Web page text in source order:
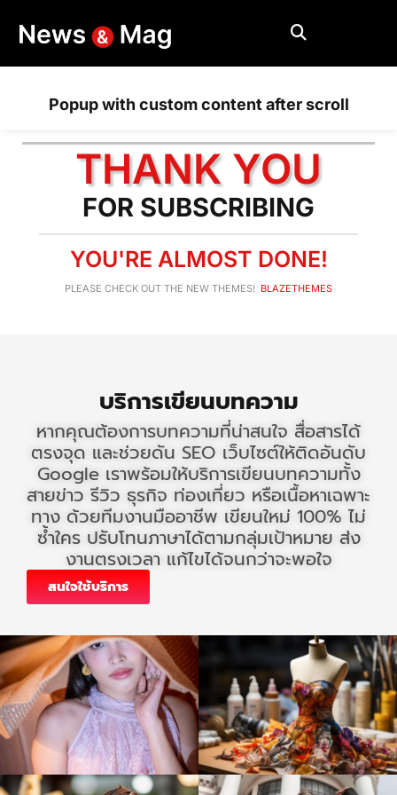
Popup with custom content after scroll
THANK YOU
FOR SUBSCRIBING
YOU'RE ALMOST DONE!
PLEASE CHECK OUT THE NEW THEMES! BLAZETHEMES
บริการเขียนบทความ
หากคุณต้องการบทความที่น่าสนใจ สื่อสารได้
ตรงจุด และช่วยดัน SEO เว็บไซต์ให้ติดอันดับ
Google เราพร้อมให้บริการเขียนบทความทั้ง
สายข่าว รีวิว ธุรกิจ ท่องเที่ยว หรือเนื้อหาเฉพาะ
ทาง ด้วยทีมงานมืออาชีพ เขียนใหม่ 100% ไม่
ซ้ำใคร ปรับโทนภาษาได้ตามกลุ่มเป้าหมาย ส่ง
งานตรงเวลา แก้ไขได้จนกว่าจะพอใจ
สนใจใช้บริการ